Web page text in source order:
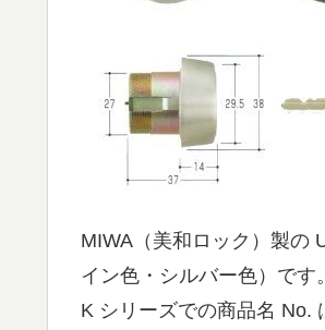
MIWA（美和ロック）製の
イン色・シルバー色）です。
K シリーズでの商品名 No.